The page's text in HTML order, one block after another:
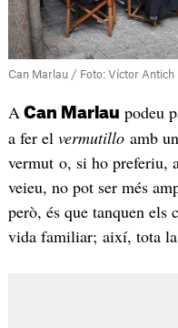
Can Marlau / Foto: Víctor Antich
A Can Marlau podeu
a fer el vermutilloamb
vermut o, si ho preferiu,
veieu, no pot ser més
però, és que tanquen els
vida familiar; així, tota